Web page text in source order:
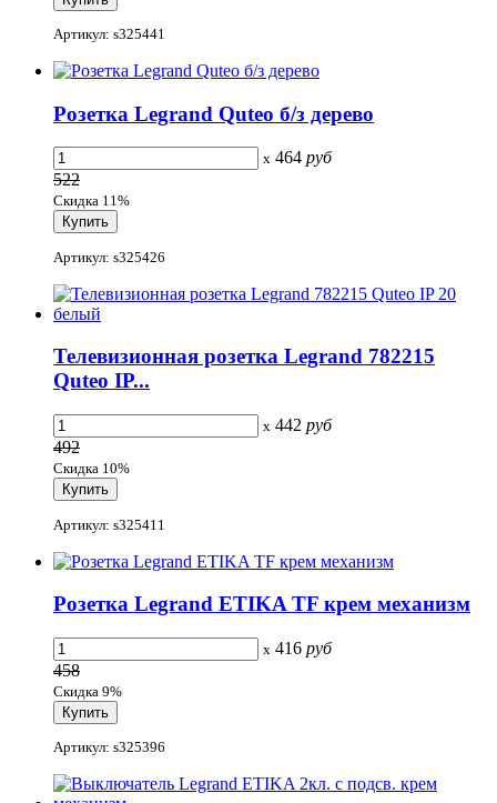
Артикул: s325441
Розетка Legrand Quteo б/з дерево
x 464 руб
522
Скидка 11%
Артикул: s325426
Телевизионная розетка Legrand 782215
Quteo IP...
x 442 руб
492
Скидка 10%
Артикул: s325411
Розетка Legrand ETIKA TF крем механизм
x 416 руб
458
Скидка 9%
Артикул: s325396